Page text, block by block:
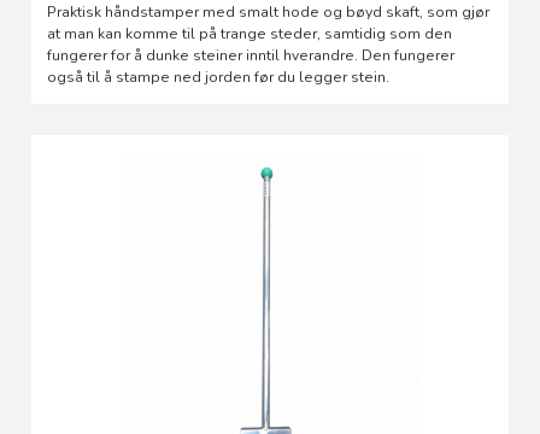
Praktisk håndstamper med smalt hode og bøyd skaft, som gjør
at man kan komme til på trange steder, samtidig som den
fungerer for å dunke steiner inntil hverandre. Den fungerer
også til å stampe ned jorden før du legger stein.